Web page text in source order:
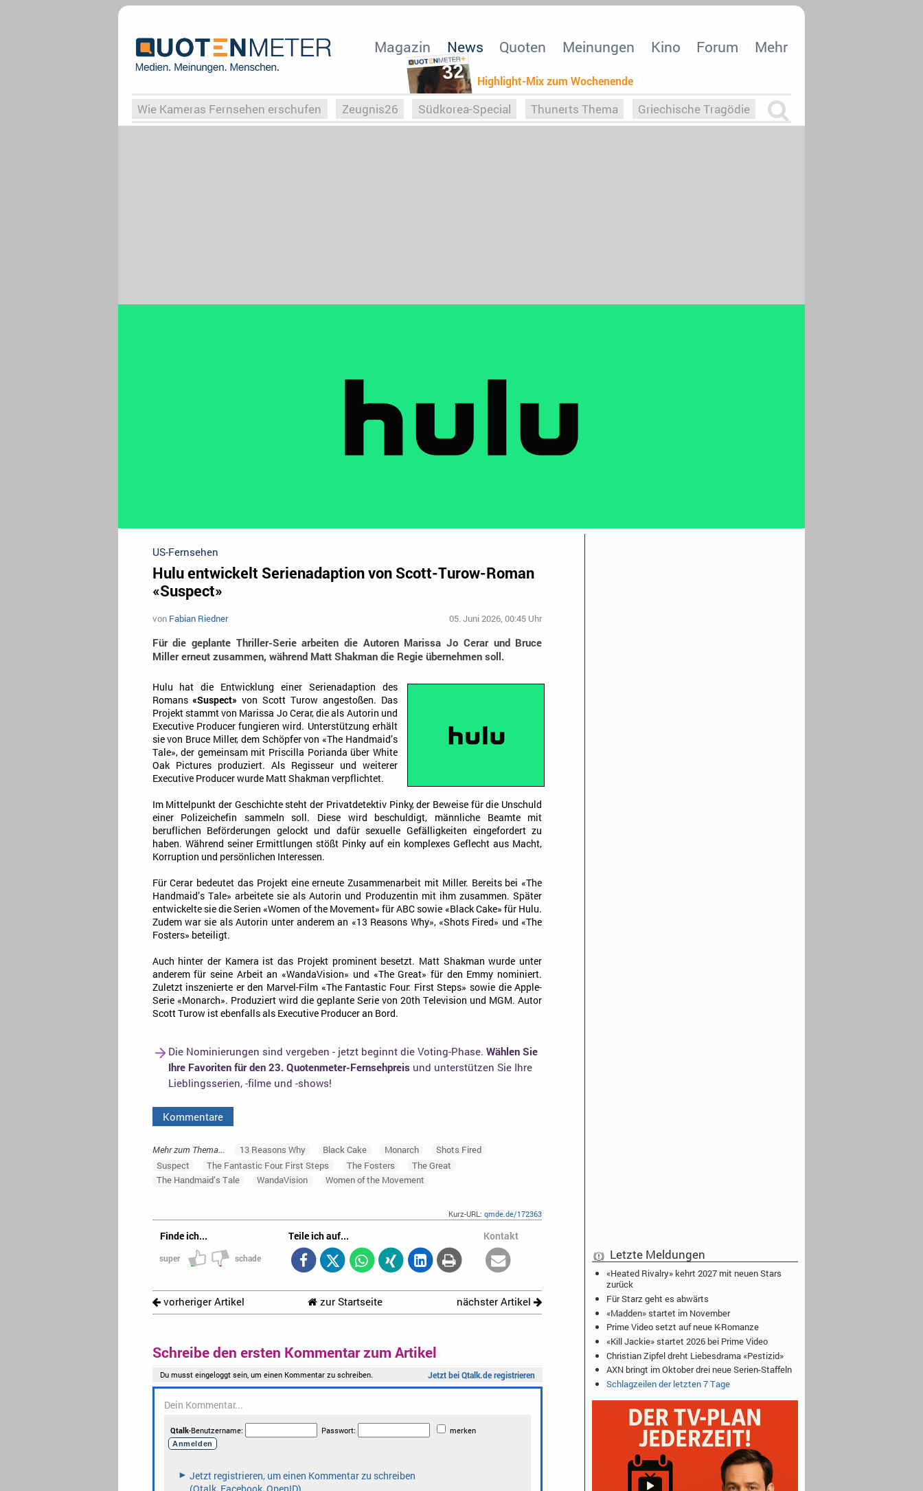
32 Highlight-Mix zum Wochenende
Magazin News Quoten Meinungen Kino Forum Mehr
Wie Kameras Fernsehen erschufen Zeugnis26 Südkorea-Special Thunerts Thema Griechische Tragödie
US-Fernsehen
Hulu entwickelt Serienadaption von Scott-Turow-Roman
«Suspect»
von Fabian Riedner 05. Juni 2026, 00:45 Uhr
Für die geplante Thriller-Serie arbeiten die Autoren Marissa Jo Cerar und Bruce
Miller erneut zusammen, während Matt Shakman die Regie übernehmen soll.
Hulu hat die Entwicklung einer Serienadaption des
Romans«Suspect» von Scott Turow angestoßen. Das
Projekt stammt von Marissa Jo Cerar, die als Autorin und
Executive Producer fungieren wird. Unterstützung erhält
sie von Bruce Miller, dem Schöpfer von «The Handmaid’s
Tale», der gemeinsam mit Priscilla Porianda über White
Oak Pictures produziert. Als Regisseur und weiterer
Executive Producer wurde Matt Shakman verpflichtet.
Im Mittelpunkt der Geschichte steht der Privatdetektiv Pinky, der Beweise für die Unschuld
einer Polizeichefin sammeln soll. Diese wird beschuldigt, männliche Beamte mit
beruflichen Beförderungen gelockt und dafür sexuelle Gefälligkeiten eingefordert zu
haben. Während seiner Ermittlungen stößt Pinky auf ein komplexes Geflecht aus Macht,
Korruption und persönlichen Interessen.
Für Cerar bedeutet das Projekt eine erneute Zusammenarbeit mit Miller. Bereits bei «The
Handmaid’s Tale» arbeitete sie als Autorin und Produzentin mit ihm zusammen. Später
entwickelte sie die Serien «Women of the Movement» für ABC sowie «Black Cake» für Hulu.
Zudem war sie als Autorin unter anderem an «13 Reasons Why», «Shots Fired» und «The
Fosters» beteiligt.
Auch hinter der Kamera ist das Projekt prominent besetzt. Matt Shakman wurde unter
anderem für seine Arbeit an «WandaVision» und «The Great» für den Emmy nominiert.
Zuletzt inszenierte er den Marvel-Film «The Fantastic Four: First Steps» sowie die Apple-
Serie «Monarch». Produziert wird die geplante Serie von 20th Television und MGM. Autor
Scott Turow ist ebenfalls als Executive Producer an Bord.
Die Nominierungen sind vergeben - jetzt beginnt die Voting-Phase. Wählen Sie
Ihre Favoriten für den 23. Quotenmeter-Fernsehpreis und unterstützen Sie Ihre
Lieblingsserien, -filme und -shows!
Kommentare
Mehr zum Thema... 13 Reasons Why Black Cake Monarch
Shots Fired
Suspect
The Fantastic Four: First Steps The Fosters
The Great
The Handmaid’s Tale
WandaVision Women of the Movement
Kurz-URL:qmde.de/172363
Finde ich...
super schade
Teile ich auf... Kontakt
vorheriger Artikel zur Startseite nächster Artikel
Schreibe den ersten Kommentar zum Artikel
Letzte Meldungen
«Heated Rivalry» kehrt 2027 mit neuen Stars
zurück
Für Starz geht es abwärts
«Madden» startet im November
Prime Video setzt auf neue K-Romanze
«Kill Jackie» startet 2026 bei Prime Video
Christian Zipfel dreht Liebesdrama «Pestizid»
AXN bringt im Oktober drei neue Serien-Staffeln
Schlagzeilen der letzten 7 Tage